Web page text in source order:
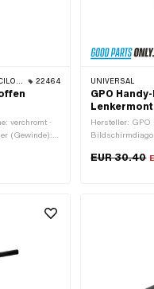
TOMOS 22464
verchromt ·
(Gewinde):
30 mm ·
UNIVERSAL
GPO
Hersteller: GPO
mm · Ø
EUR 30.40